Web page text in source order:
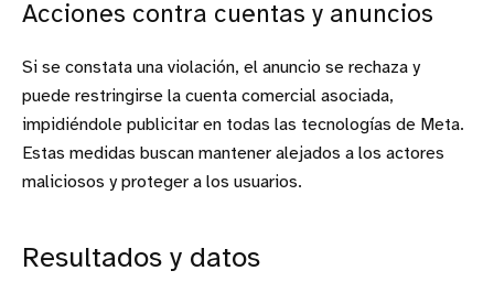
Acciones contra cuentas y anuncios
Si se constata una violación, el anuncio se rechaza y
puede restringirse la cuenta comercial asociada,
impidiéndole publicitar en todas las tecnologías de Meta.
Estas medidas buscan mantener alejados a los actores
maliciosos y proteger a los usuarios.
Resultados y datos